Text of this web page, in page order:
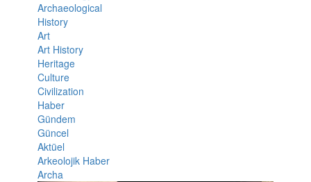
Archaeological
History
Art
Art History
Heritage
Culture
Civilization
Haber
Gündem
Güncel
Aktüel
Arkeolojik Haber
Archa